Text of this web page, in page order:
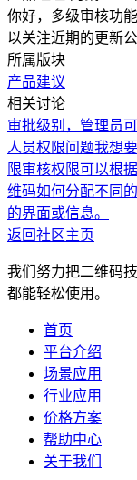
你好，多级审核功
以关注近期的更新公
所属版块
产品建议
相关讨论
审批级别，管理员
人员权限问题我想
限审核权限可以根
维码如何分配不同
的界面或信息。
返回社区主页
我们努力把二维码
都能轻松使用。
首页
平台介绍
场景应用
行业应用
价格方案
帮助中心
关于我们